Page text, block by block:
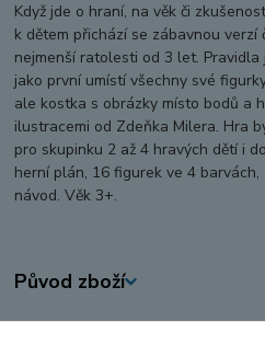
Když jde o hraní, na věk či
k dětem přichází se zábavnou
nejmenší ratolesti od 3 let.
jako první umístí všechny své
ale kostka s obrázky místo bodů a
ilustracemi od Zdeňka Milera. Hra
pro skupinku 2 až 4 hravých dětí i
herní plán, 16 figurek ve 4
návod. Věk 3+.
Původ zboží
Zboží zařazeno v